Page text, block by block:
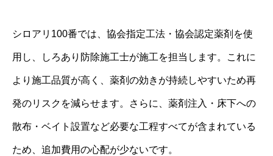
シロアリ100番では、協会指定工法・協会認定薬剤を使
用し、しろあり防除施工士が施工を担当します。これに
より施工品質が高く、薬剤の効きが持続しやすいため再
発のリスクを減らせます。さらに、薬剤注入・床下への
散布・ベイト設置など必要な工程すべてが含まれている
ため、追加費用の心配が少ないです。